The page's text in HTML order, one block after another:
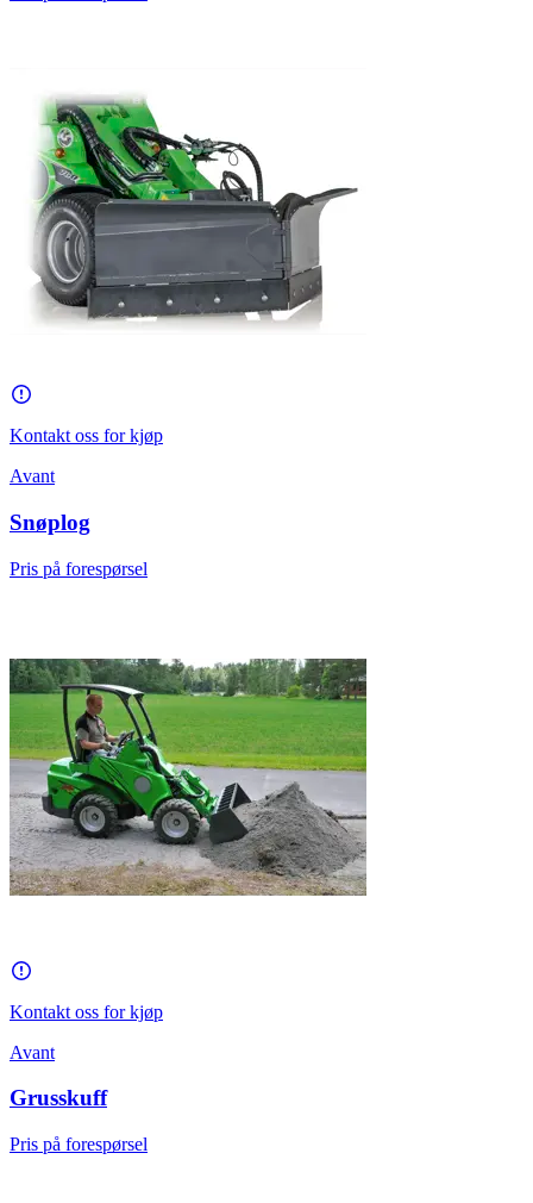
Kontakt oss for kjøp
Avant
Snøplog
Pris på forespørsel
Kontakt oss for kjøp
Avant
Grusskuff
Pris på forespørsel